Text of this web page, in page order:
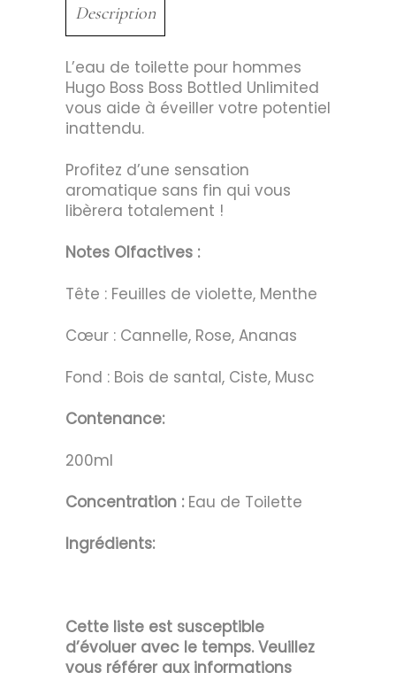
Description
L’eau de toilette pour hommes
Hugo Boss Boss Bottled Unlimited
vous aide à éveiller votre potentiel
inattendu.
Profitez d’une sensation
aromatique sans fin qui vous
libèrera totalement !
Notes Olfactives :
Tête : Feuilles de violette, Menthe
Cœur : Cannelle, Rose, Ananas
Fond : Bois de santal, Ciste, Musc
Contenance:
200ml
Concentration : Eau de Toilette
Ingrédients:
Cette liste est susceptible
d’évoluer avec le temps. Veuillez
vous référer aux informations